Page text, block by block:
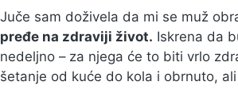
Juče sam doživela da mi se muž
pređe na zdraviji život. Iskrena da
nedeljno – za njega će to biti vrlo
šetanje od kuće do kola i obrnuto,